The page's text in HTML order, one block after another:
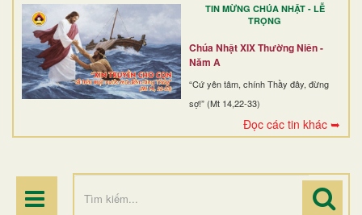
TIN MỪNG CHÚA NHẬT - LỄ
TRỌNG
Chúa Nhật XIX Thường Niên -
Năm A
“Cứ yên tâm, chính Thầy đây, đừng
sợ!” (Mt 14,22-33)
Đọc các tin khác ➥
DÒNG TU
BAN MỤC VỤ
ĐOÀN THỂ CG
ĐIỂM HÀNH HƯƠNG